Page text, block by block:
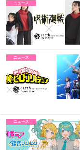
ニュース
ニュース
ニュース